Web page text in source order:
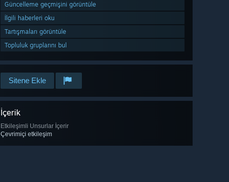
Güncelleme geçmişini görüntüle
İlgili haberleri oku
Tartışmaları görüntüle
Topluluk gruplarını bul
Sitene Ekle
İçerik
Etkileşimli Unsurlar İçerir
Çevrimiçi etkileşim